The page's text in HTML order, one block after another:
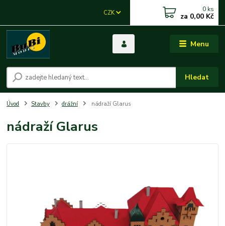
Menu
CZK
Hledat
0 ks
za 0,00 Kč
Úvod Stavby drážní nádraží Glarus
nádraží Glarus